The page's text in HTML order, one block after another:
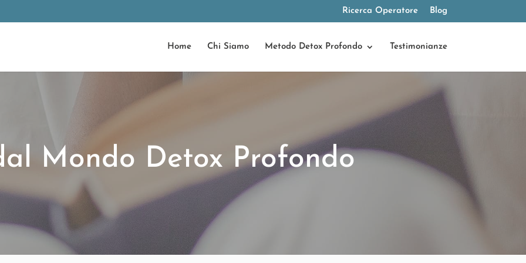
Ricerca Operatore Blog
Home Chi Siamo Metodo Detox Profondo Testimonianze
Mondo Detox Profondo